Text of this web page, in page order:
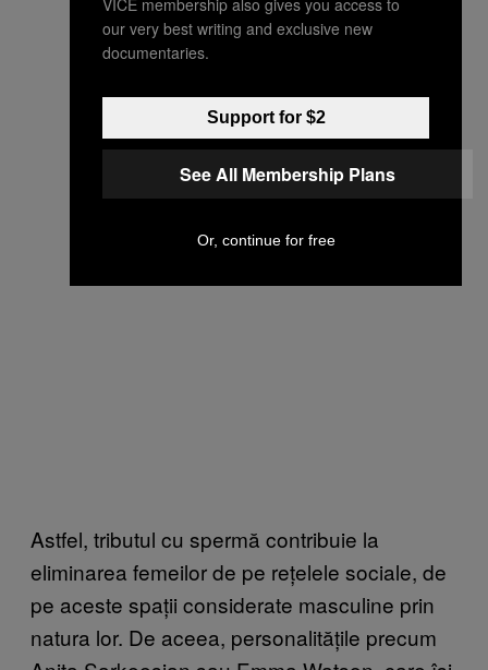
Astfel, tributul cu spermă contribuie la
eliminarea femeilor de pe rețelele sociale, de
pe aceste spații considerate masculine prin
natura lor. De aceea, personalitățile precum
our very best writing and exclusive new
documentaries.
Support for $2
See All Membership Plans
Or, continue for free